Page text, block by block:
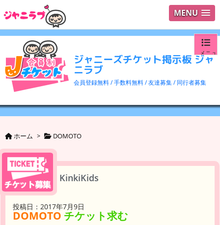
MENU
ジャニーズチケット掲示板 ジャ
ニラブ
会員登録無料 / 手数料無料 / 友達募集 / 同行者募集
メニュ
ログイ
ユーザ
ホーム > DOMOTO
KinkiKids
投稿日：2017年7月9日
DOMOTO チケット求む